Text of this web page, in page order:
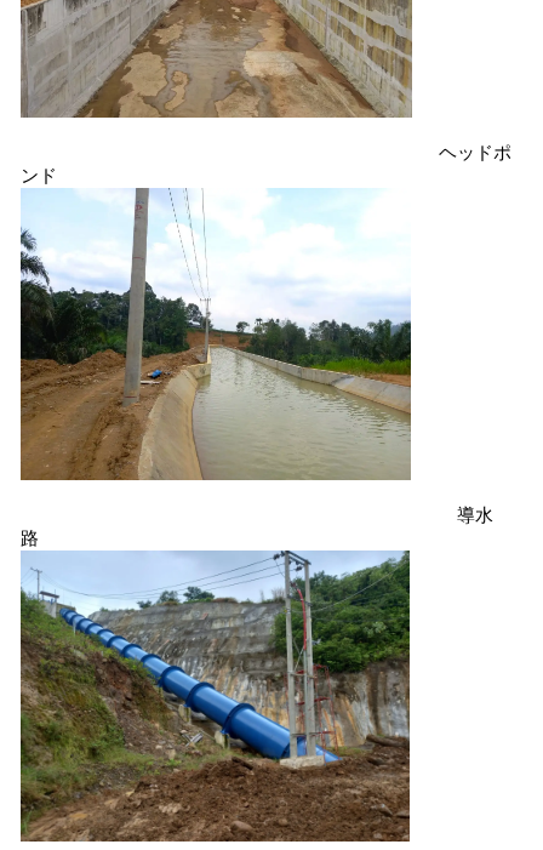
ヘッドポ
ンド
導水
路